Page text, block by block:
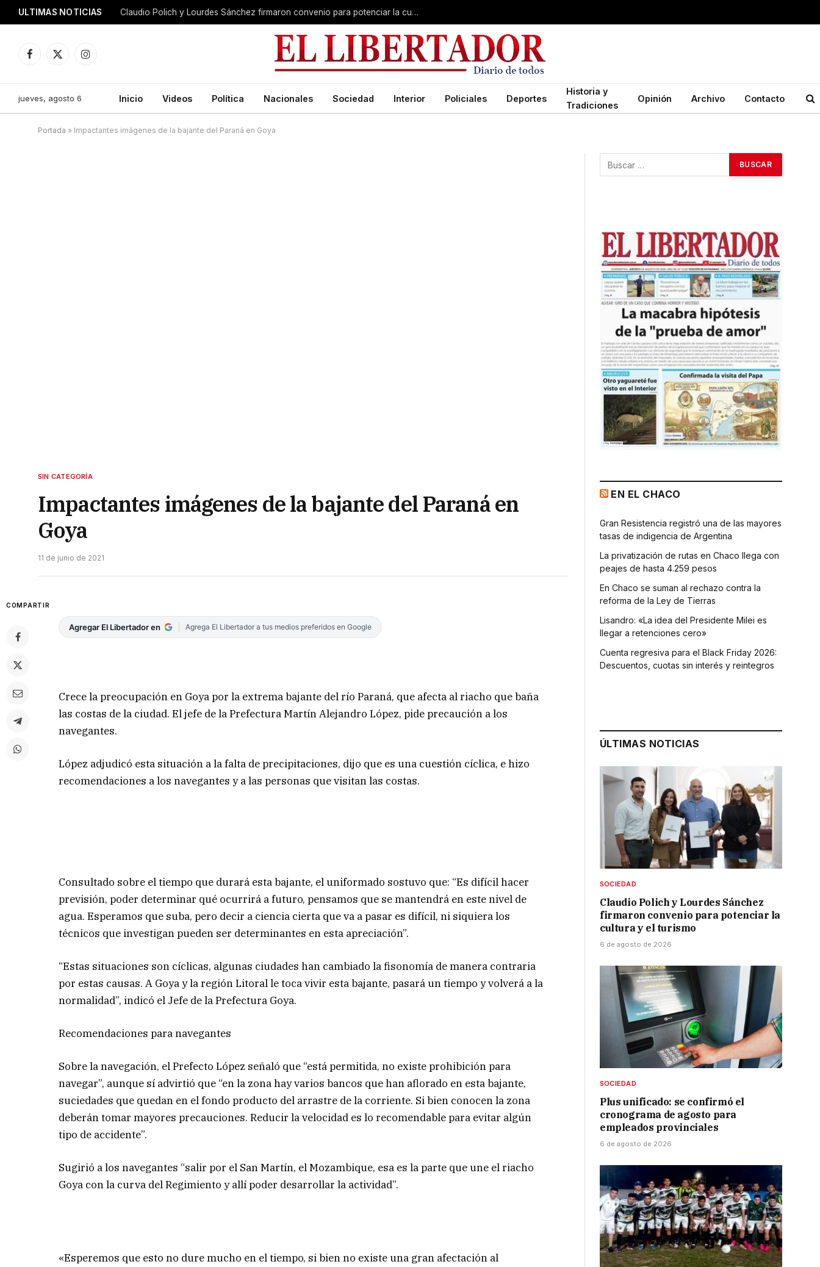
ULTIMAS NOTICIAS Claudio Polich y Lourdes Sánchez firmaron convenio para potenciar la cultura y el turismo
Facebook
X
Instagram
jueves, agosto 6 Inicio Videos Política Nacionales Sociedad Interior Policiales Deportes
Historia y
Tradiciones
Opinión Archivo Contacto
Portada » Impactantes imágenes de la bajante del Paraná en Goya
SIN CATEGORÍA
Impactantes imágenes de la bajante del Paraná en
Goya
11 de junio de 2021
COMPARTIR
Agregar El Libertador en Agrega El Libertador a tus medios preferidos en Google
Crece la preocupación en Goya por la extrema bajante del río Paraná, que afecta al riacho que baña
las costas de la ciudad. El jefe de la Prefectura Martín Alejandro López, pide precaución a los
navegantes.
López adjudicó esta situación a la falta de precipitaciones, dijo que es una cuestión cíclica, e hizo
recomendaciones a los navegantes y a las personas que visitan las costas.
Consultado sobre el tiempo que durará esta bajante, el uniformado sostuvo que: “Es difícil hacer
previsión, poder determinar qué ocurrirá a futuro, pensamos que se mantendrá en este nivel de
agua. Esperamos que suba, pero decir a ciencia cierta que va a pasar es difícil, ni siquiera los
técnicos que investigan pueden ser determinantes en esta apreciación”.
“Estas situaciones son cíclicas, algunas ciudades han cambiado la fisonomía de manera contraria
por estas causas. A Goya y la región Litoral le toca vivir esta bajante, pasará un tiempo y volverá a la
normalidad”, indicó el Jefe de la Prefectura Goya.
Recomendaciones para navegantes
Sobre la navegación, el Prefecto López señaló que “está permitida, no existe prohibición para
navegar”, aunque sí advirtió que “en la zona hay varios bancos que han aflorado en esta bajante,
suciedades que quedan en el fondo producto del arrastre de la corriente. Si bien conocen la zona
deberán tomar mayores precauciones. Reducir la velocidad es lo recomendable para evitar algún
tipo de accidente”.
Sugirió a los navegantes “salir por el San Martín, el Mozambique, esa es la parte que une el riacho
Goya con la curva del Regimiento y allí poder desarrollar la actividad”.
«Esperemos que esto no dure mucho en el tiempo, si bien no existe una gran afectación al
EN EL CHACO
Gran Resistencia registró una de las mayores
tasas de indigencia de Argentina
La privatización de rutas en Chaco llega con
peajes de hasta 4.259 pesos
En Chaco se suman al rechazo contra la
reforma de la Ley de Tierras
Lisandro: «La idea del Presidente Milei es
llegar a retenciones cero»
Cuenta regresiva para el Black Friday 2026:
Descuentos, cuotas sin interés y reintegros
ÚLTIMAS NOTICIAS
SOCIEDAD
Claudio Polich y Lourdes Sánchez
firmaron convenio para potenciar la
cultura y el turismo
6 de agosto de 2026
SOCIEDAD
Plus unificado: se confirmó el
cronograma de agosto para
empleados provinciales
6 de agosto de 2026